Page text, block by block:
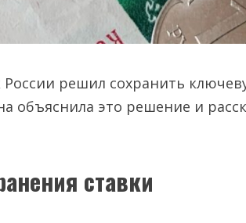
решил сохранить
объяснила это решение и
ставки